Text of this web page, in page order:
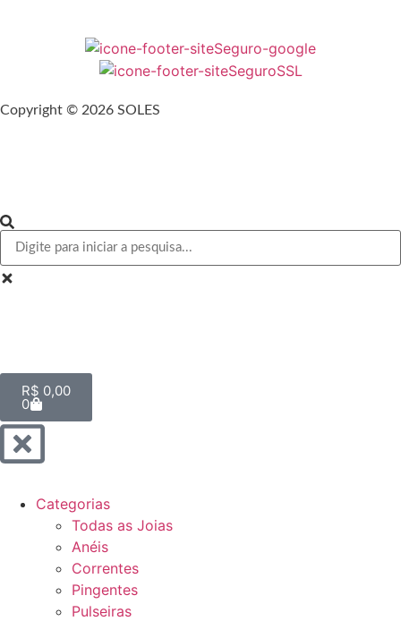
Copyright © 2026 SOLES
R$ 0,00
0
Categorias
Todas as Joias
Anéis
Correntes
Pingentes
Pulseiras